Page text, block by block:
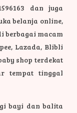
dan juga
belanja online,
berbagai macam
Lazada, Blibli
shop terdekat
tempat tinggal
bayi dan balita